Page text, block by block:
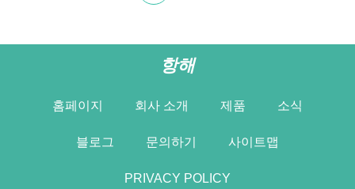
항해
홈페이지 회사 소개 제품 소식
블로그 문의하기 사이트맵
PRIVACY POLICY